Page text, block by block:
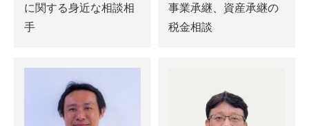
に関する身近な相談相
手
事業承継、資産承継の
税金相談